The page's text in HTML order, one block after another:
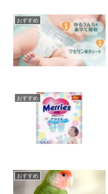
おすすめ
おすすめ
おすすめ